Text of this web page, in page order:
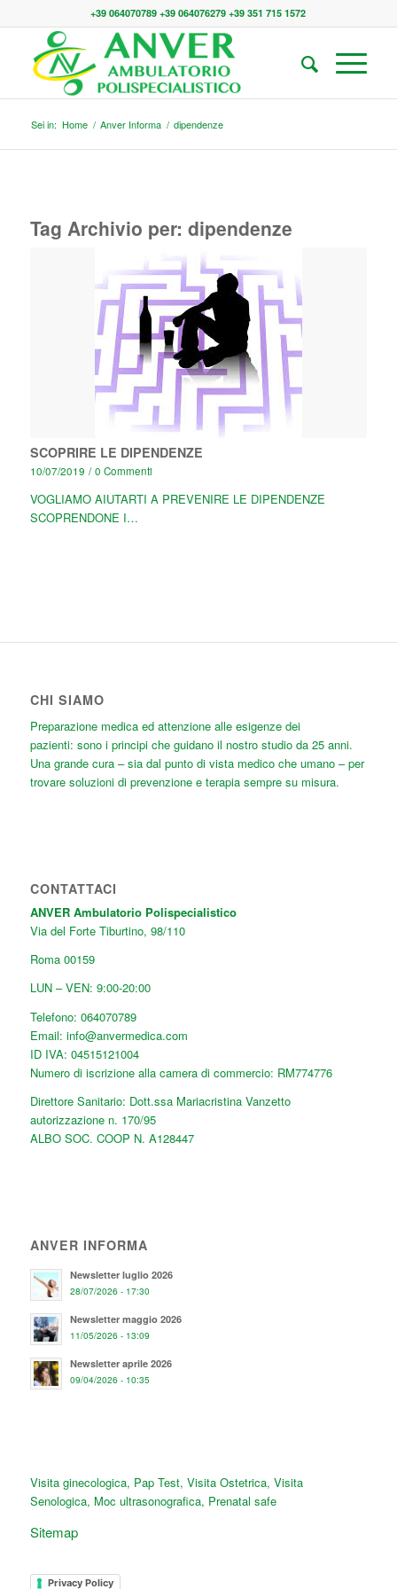
+39 064070789 +39 064076279 +39 351 715 1572
Sei in: Home / Anver Informa / dipendenze
Tag Archivio per: dipendenze
SCOPRIRE LE DIPENDENZE
10/07/2019 / 0 Commenti
VOGLIAMO AIUTARTI A PREVENIRE LE DIPENDENZE
SCOPRENDONE I…
CHI SIAMO
Preparazione medica ed attenzione alle esigenze dei
pazienti: sono i principi che guidano il nostro studio da 25 anni.
Una grande cura – sia dal punto di vista medico che umano – per
trovare soluzioni di prevenzione e terapia sempre su misura.
CONTATTACI
ANVER Ambulatorio Polispecialistico
Via del Forte Tiburtino, 98/110
Roma 00159
LUN – VEN: 9:00-20:00
Telefono: 064070789
Email: info@anvermedica.com
ID IVA: 04515121004
Numero di iscrizione alla camera di commercio: RM774776
Direttore Sanitario: Dott.ssa Mariacristina Vanzetto
autorizzazione n. 170/95
ALBO SOC. COOP N. A128447
ANVER INFORMA
Newsletter luglio 2026
28/07/2026 - 17:30
Newsletter maggio 2026
11/05/2026 - 13:09
Newsletter aprile 2026
09/04/2026 - 10:35
Visita ginecologica, Pap Test, Visita Ostetrica, Visita
Senologica, Moc ultrasonografica, Prenatal safe
Sitemap
Privacy Policy